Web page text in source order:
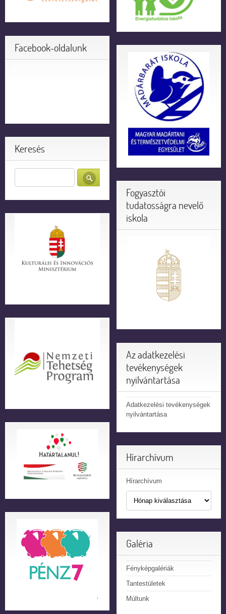
Facebook-oldalunk
Keresés
Fogyasztói
tudatosságra nevelő
iskola
Az adatkezelési
tevékenységek
nyilvántartása
Adatkezelési tevékenységek
nyilvántartása
Hírarchívum
Hírarchívum
Galéria
Fényképgalériák
Tantestületek
Múltunk